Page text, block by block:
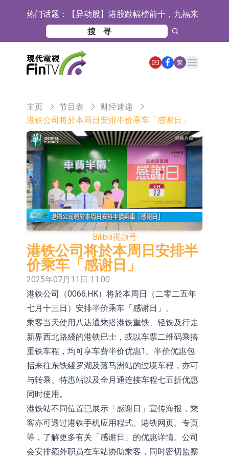
热门话题： 【异动股】港股跌幅榜前十，九福来
(08611.HK)跌21.43%，天瑞汽车内饰
(06162.HK)跌18.44%
【异动股】港股涨幅榜前十，佳明集
团控股(01271.HK)涨+78.22%，拿森
科技(02261.HK)涨+64.11%
斯迪克：公司为国内折叠屏核心功能
材料供应商
恒瑞医药：公司已在中国获批上市26
目标客户的测试认证
上期所：7月份对11个实际控制关系
账户组采取限制开仓的监管措施
特发服务：成功中标哔哩哔哩上海滨
江总部物业服务项目
亚太股份：公司是零跑汽车和
Stellantis集团的供应商
理工雷科面向边缘AI场景推出"山
海"系列智算模组 系列产品基于国产
CPU与GPU构建
【异动股】医疗研发外包板块拉升，
博腾股份(300363.CN)涨20.02%
日韩股市收盘双双下跌
依米康：海外交付以东南亚、中东市
场为主 并已取得欧美相关认证
上交所：财通多策略福鑫定期开放灵
活配置混合型发起式证券投资基金临
上交所：景顺长城全球半导体芯片产
业股票型证券投资基金临时停牌
【异动股】港股跌幅榜前十，卡森国
际(00496.HK)跌22.40%，九福来
(08611.HK)跌21.01%
【异动股】港股涨幅榜前十，拿森科
技(02261.HK)涨+75.05%，辰兴发展
(02286.HK)涨+64.91%
神火股份：新疆神火铝水转化率已
100%
【异动股】焦炭Ⅲ板块下挫，陕西黑
猫(601015.CN)跌8.38%
浙江证监局对财通证券股份有限公司
采取出具警示函措施
山金国际：港股上市工作正常推进中
繁
Open main menu
主页 节目表
财经速递
港铁公司将於本周日安排半价乘车「感谢日」
Bilibili视频号
港铁公司将於本周日安排半
价乘车「感谢日」
2025年07月11日 11:00
港铁公司（0066.HK）将於本周日（二零二五年
七月十三日）安排半价乘车「感谢日」。
乘客当天使用八达通乘搭港铁重铁、轻铁及行走
新界西北路綫的港铁巴士，或以车票二维码乘搭
重铁车程，均可享车费半价优惠1。半价优惠包
括来往东铁綫罗湖及落马洲站的过境车程，亦可
与转乘、特惠站以及全月通连接车程七五折优惠
同时使用。
港铁站不同位置已展示「感谢日」宣传海报，乘
客亦可透过港铁手机应用程式、港铁网页、专页
等，了解更多有关「感谢日」的优惠详情。公司
会安排额外职员在车站协助乘客，同时密切监察